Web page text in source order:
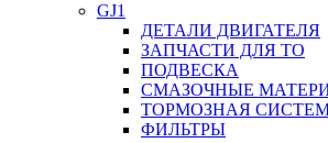
GJ1
ДЕТАЛИ ДВИГАТЕЛЯ
ЗАПЧАСТИ ДЛЯ ТО
ПОДВЕСКА
СМАЗОЧНЫЕ
ТОРМОЗНАЯ
ФИЛЬТРЫ